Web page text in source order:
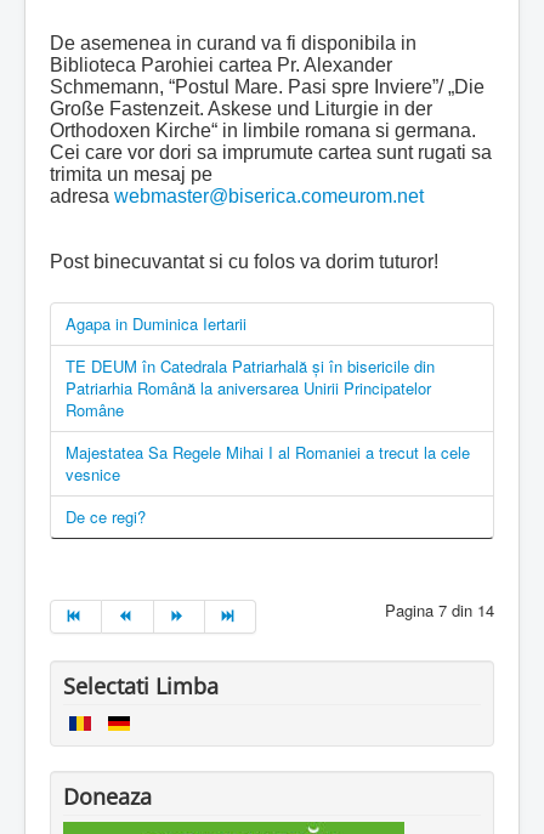
De asemenea in curand va fi disponibila in
Biblioteca Parohiei cartea Pr. Alexander
Schmemann, “Postul Mare. Pasi spre Inviere”/ „Die
Große Fastenzeit. Askese und Liturgie in der
Orthodoxen Kirche“ in limbile romana si germana.
Cei care vor dori sa imprumute cartea sunt rugati sa
trimita un mesaj pe
adresa webmaster@biserica.comeurom.net
Post binecuvantat si cu folos va dorim tuturor!
Agapa in Duminica Iertarii
TE DEUM în Catedrala Patriarhală şi în bisericile din
Patriarhia Română la aniversarea Unirii Principatelor
Române
Majestatea Sa Regele Mihai I al Romaniei a trecut la cele
vesnice
De ce regi?
Pagina 7 din 14
Selectati Limba
Doneaza